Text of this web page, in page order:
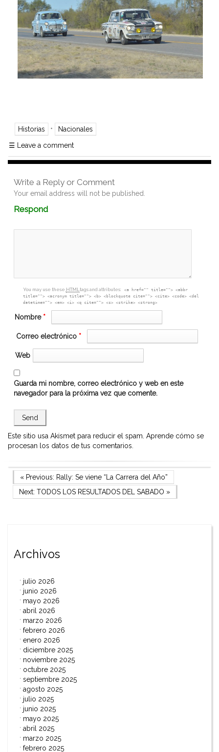
Historias • Nacionales
☰ Leave a comment
Write a Reply or Comment
Your email address will not be published.
RespondComment
box
You may use these HTML tags and attributes:
<a href="" title=""> <abbr
title=""> <acronym title=""> <b> <blockquote cite=""> <cite> <code> <del
datetime=""> <em> <i> <q cite=""> <s> <strike> <strong>
Nombre *
Correo electrónico *
Web
Guarda mi nombre, correo electrónico y web en este
navegador para la próxima vez que comente.
Este sitio usa Akismet para reducir el spam. Aprende cómo se
procesan los datos de tus comentarios.
Navegación
de
Previous Post
« Previous: Rally: Se viene “La Carrera del Año”
Next Post
Next: TODOS LOS RESULTADOS DEL SABADO »
Archivos
julio 2026
junio 2026
mayo 2026
abril 2026
marzo 2026
febrero 2026
enero 2026
diciembre 2025
noviembre 2025
octubre 2025
septiembre 2025
agosto 2025
julio 2025
junio 2025
mayo 2025
abril 2025
marzo 2025
febrero 2025